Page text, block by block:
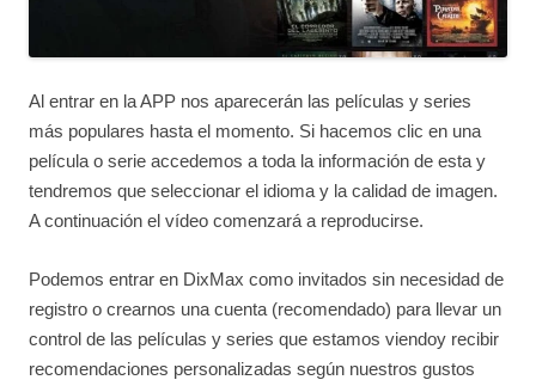
Al entrar en la APP nos aparecerán las películas y series
más populares hasta el momento. Si hacemos clic en una
película o serie accedemos a toda la información de esta y
tendremos que seleccionar el idioma y la calidad de imagen.
A continuación el vídeo comenzará a reproducirse.
Podemos entrar en DixMax como invitados sin necesidad de
registro o crearnos una cuenta (recomendado) para llevar un
control de las películas y series que estamos viendoy recibir
recomendaciones personalizadas según nuestros gustos